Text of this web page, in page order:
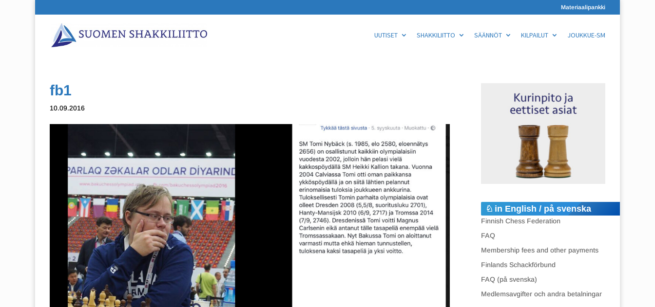
Materiaalipankki
UUTISET SHAKKILIITTO SÄÄNNÖT KILPAILUT JOUKKUE-SM
fb1
10.09.2016
in English / på svenska
Finnish Chess Federation
FAQ
Membership fees and other payments
Finlands Schackförbund
FAQ (på svenska)
Medlemsavgifter och andra betalningar